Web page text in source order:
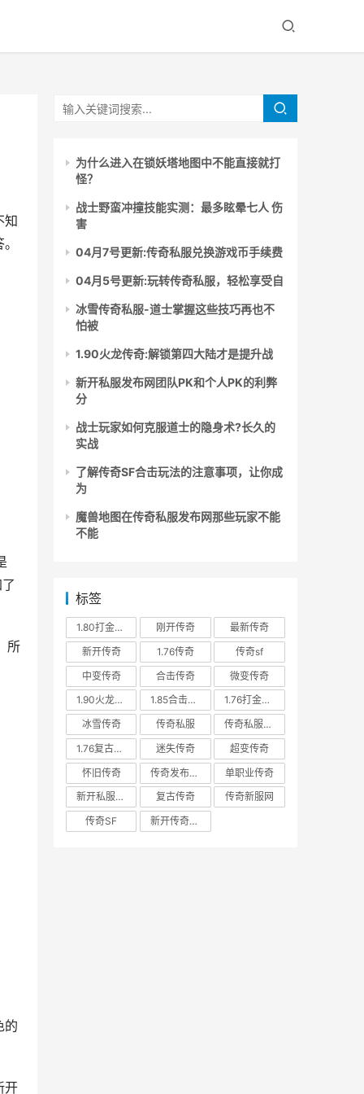
知
所
的
开
为什么进入在锁妖塔地图中不能直接就打
怪？
战士野蛮冲撞技能实测：最多眩晕七人 伤
害
04月7号更新:传奇私服兑换游戏币手续费
04月5号更新:玩转传奇私服，轻松享受自
冰雪传奇私服-道士掌握这些技巧再也不
怕被
1.90火龙传奇:解锁第四大陆才是提升战
新开私服发布网团队PK和个人PK的利弊
分
战士玩家如何克服道士的隐身术?长久的
实战
了解传奇SF合击玩法的注意事项，让你成
为
魔兽地图在传奇私服发布网那些玩家不能
不能
标签
1.80打金传奇 刚开传奇
最新传奇
新开传奇
1.76传奇
传奇sf
中变传奇
合击传奇
微变传奇
1.90火龙传奇
1.85合击传奇
1.76打金传奇
冰雪传奇
传奇私服
传奇私服发布网
1.76复古传奇
迷失传奇
超变传奇
怀旧传奇
传奇发布网新开服
单职业传奇
新开私服发布网
复古传奇
传奇新服网
传奇SF
新开传奇私服